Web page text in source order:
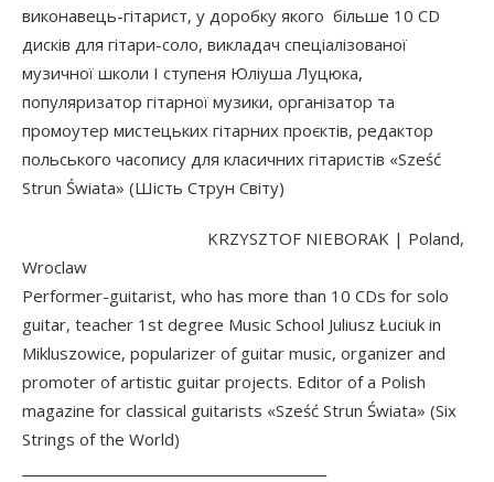
виконавець-гітарист, у доробку якого більше 10 CD
дисків для гітари-соло, викладач спеціалізованої
музичної школи І ступеня Юліуша Луцюка,
популяризатор гітарної музики, організатор та
промоутер мистецьких гітарних проєктів, редактор
польського часопису для класичних гітаристів «Sześć
Strun Świata» (Шість Струн Світу)
KRZYSZTOF NIEBORAK | Poland,
Wroclaw
Performer-guitarist, who has more than 10 CDs for solo
guitar, teacher 1st degree Music School Juliusz Łuciuk in
Mikluszowice, popularizer of guitar music, organizer and
promoter of artistic guitar projects. Editor of a Polish
magazine for classical guitarists «Sześć Strun Świata» (Six
Strings of the World)